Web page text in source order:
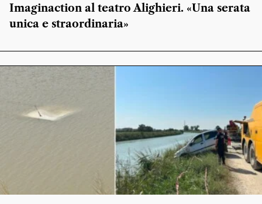
Imaginaction al teatro Alighieri. «Una serata
unica e straordinaria»